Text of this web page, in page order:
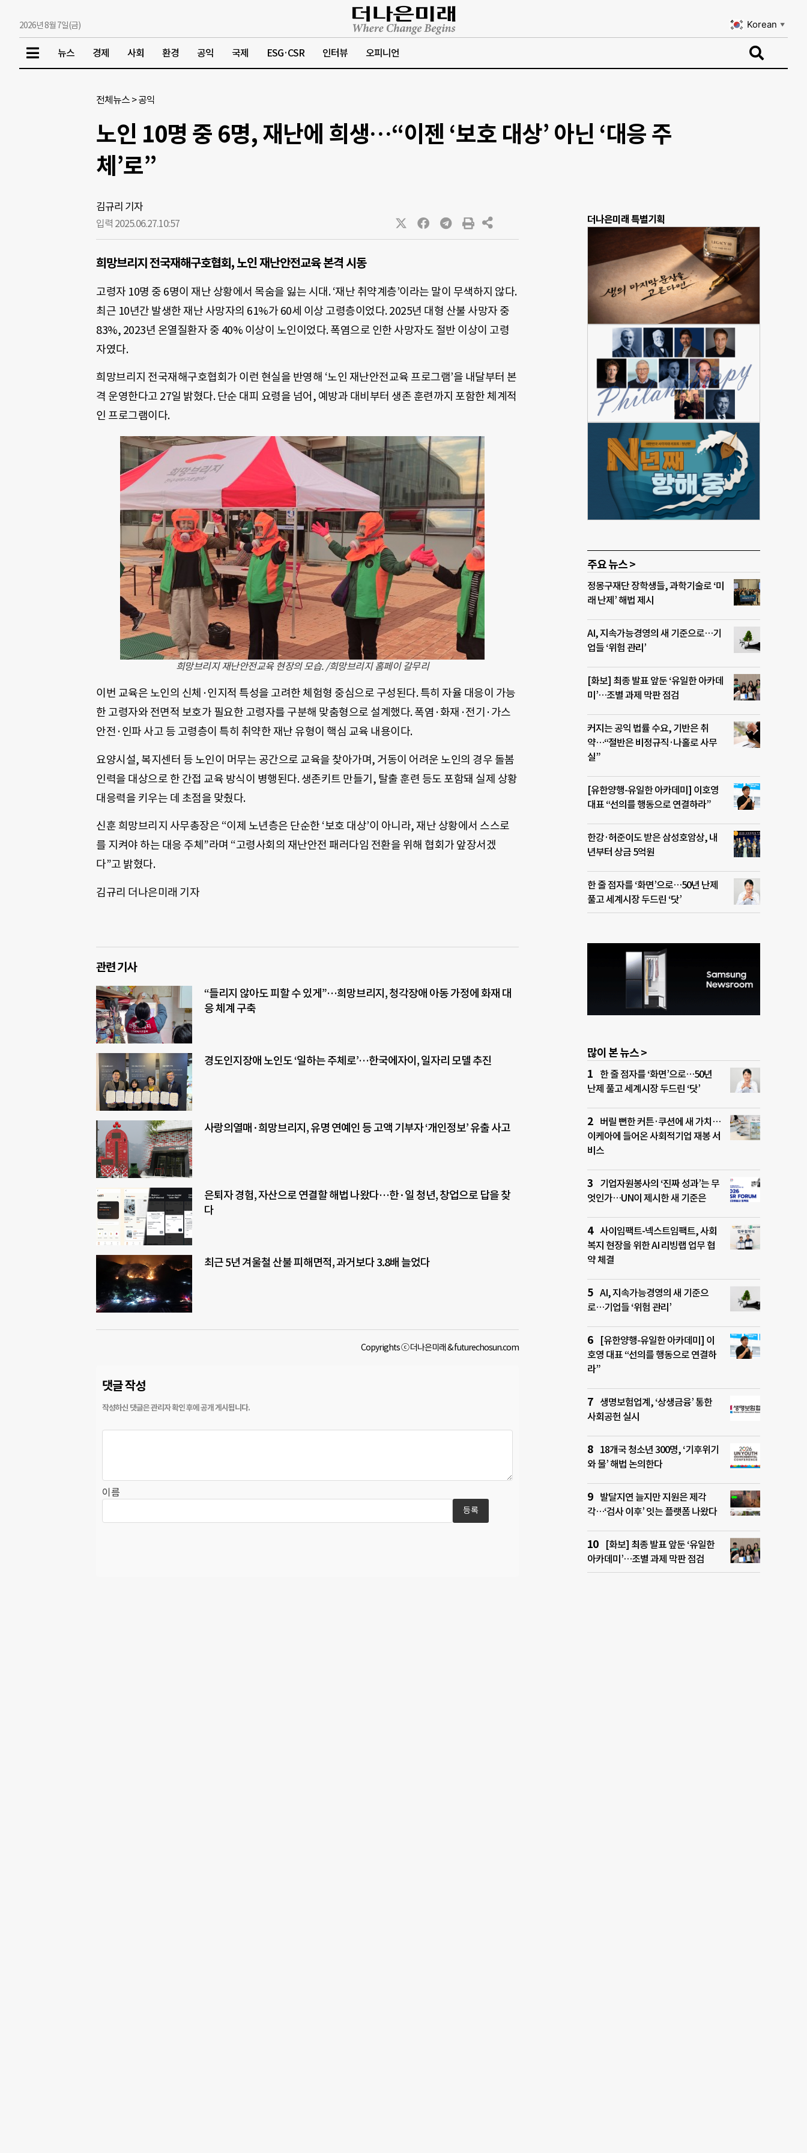
2026년 8월 7일(금) Korean ▼
뉴스 경제 사회 환경 공익 국제 ESG·CSR 인터뷰 오피니언
전체뉴스 >공익
노인 10명 중 6명, 재난에 희생…“이젠 ‘보호 대상’ 아닌 ‘대응 주
체’로”
김규리 기자
입력 2025.06.27.10:57
희망브리지 전국재해구호협회, 노인 재난안전교육 본격 시동
고령자 10명 중 6명이 재난 상황에서 목숨을 잃는 시대. ‘재난 취약계층’이라는 말이 무색하지 않다.
최근 10년간 발생한 재난 사망자의 61%가 60세 이상 고령층이었다. 2025년 대형 산불 사망자 중
83%, 2023년 온열질환자 중 40% 이상이 노인이었다. 폭염으로 인한 사망자도 절반 이상이 고령
자였다.
희망브리지 전국재해구호협회가 이런 현실을 반영해 ‘노인 재난안전교육 프로그램’을 내달부터 본
격 운영한다고 27일 밝혔다. 단순 대피 요령을 넘어, 예방과 대비부터 생존 훈련까지 포함한 체계적
인 프로그램이다.
희망브리지 재난안전교육 현장의 모습. /희망브리지 홈페이 갈무리
이번 교육은 노인의 신체·인지적 특성을 고려한 체험형 중심으로 구성된다. 특히 자율 대응이 가능
한 고령자와 전면적 보호가 필요한 고령자를 구분해 맞춤형으로 설계했다. 폭염·화재·전기·가스
안전·인파 사고 등 고령층이 특히 취약한 재난 유형이 핵심 교육 내용이다.
요양시설, 복지센터 등 노인이 머무는 공간으로 교육을 찾아가며, 거동이 어려운 노인의 경우 돌봄
인력을 대상으로 한 간접 교육 방식이 병행된다. 생존키트 만들기, 탈출 훈련 등도 포함돼 실제 상황
대응력을 키우는 데 초점을 맞췄다.
신훈 희망브리지 사무총장은 “이제 노년층은 단순한 ‘보호 대상’이 아니라, 재난 상황에서 스스로
를 지켜야 하는 대응 주체”라며 “고령사회의 재난안전 패러다임 전환을 위해 협회가 앞장서겠
다”고 밝혔다.
김규리 더나은미래 기자
관련 기사
“들리지 않아도 피할 수 있게”…희망브리지, 청각장애 아동 가정에 화재 대
응 체계 구축
경도인지장애 노인도 ‘일하는 주체로’…한국에자이, 일자리 모델 추진
사랑의열매·희망브리지, 유명 연예인 등 고액 기부자 ‘개인정보’ 유출 사고
은퇴자 경험, 자산으로 연결할 해법 나왔다…한·일 청년, 창업으로 답을 찾
다
최근 5년 겨울철 산불 피해면적, 과거보다 3.8배 늘었다
Copyrights ⓒ 더나은미래 & futurechosun.com
댓글 작성
이름
더나은미래 특별기획
주요 뉴스 >
정몽구재단 장학생들, 과학기술로 ‘미
래 난제’ 해법 제시
AI, 지속가능경영의 새 기준으로…기
업들 ‘위험 관리’
[화보] 최종 발표 앞둔 ‘유일한 아카데
미’…조별 과제 막판 점검
커지는 공익 법률 수요, 기반은 취
약…“절반은 비정규직·나홀로 사무
실”
[유한양행-유일한 아카데미] 이호영
대표 “선의를 행동으로 연결하라”
한강·허준이도 받은 삼성호암상, 내
년부터 상금 5억원
한 줄 점자를 ‘화면’으로…50년 난제
풀고 세계시장 두드린 ‘닷’
많이 본 뉴스 >
한 줄 점자를 ‘화면’으로…50년
난제 풀고 세계시장 두드린 ‘닷’
버릴 뻔한 커튼·쿠션에 새 가치…
이케아에 들어온 사회적기업 재봉 서
비스
기업자원봉사의 ‘진짜 성과’는 무
엇인가…UN이 제시한 새 기준은
사이임팩트-넥스트임팩트, 사회
복지 현장을 위한 AI 리빙랩 업무 협
약 체결
AI, 지속가능경영의 새 기준으
로…기업들 ‘위험 관리’
[유한양행-유일한 아카데미] 이
호영 대표 “선의를 행동으로 연결하
라”
생명보험업계, ‘상생금융’ 통한
사회공헌 실시
18개국 청소년 300명, ‘기후위기
와 물’ 해법 논의한다
발달지연 늘지만 지원은 제각
각…‘검사 이후’ 잇는 플랫폼 나왔다
[화보] 최종 발표 앞둔 ‘유일한
아카데미’…조별 과제 막판 점검